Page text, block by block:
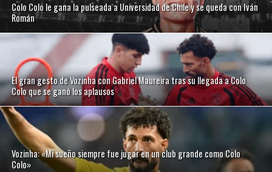
Colo Colo le gana la pulseada a Universidad de Chile y se queda con Iván
Román
El gran gesto de Vozinha con Gabriel Maureira tras su llegada a Colo
Colo que se ganó los aplausos
Vozinha: «Mi sueño siempre fue jugar en un club grande como Colo
Colo»